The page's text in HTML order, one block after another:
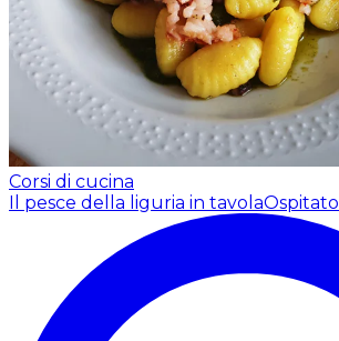
Corsi di cucina
Il pesce della liguria in tavola